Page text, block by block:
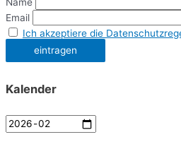
Name
Email
Ich akzeptiere die
Kalender